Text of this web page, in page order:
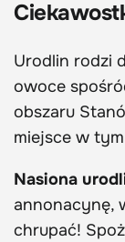
Urodlin rodzi
owoce
obszaru
miejsce w
Nasiona
annonacynę,
chrupać!